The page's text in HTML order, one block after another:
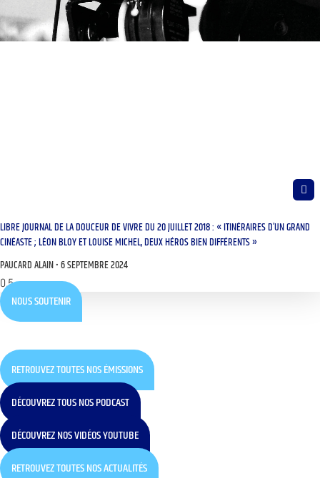
LIBRE JOURNAL DE LA DOUCEUR DE VIVRE DU 20 JUILLET 2018 : « ITINÉRAIRES D’UN GRAND
CINÉASTE ; LÉON BLOY ET LOUISE MICHEL, DEUX HÉROS BIEN DIFFÉRENTS »
PAUCARD ALAIN 6 SEPTEMBRE 2024
NOUS SOUTENIR
RETROUVEZ TOUTES NOS ÉMISSIONS
DÉCOUVREZ TOUS NOS PODCAST
DÉCOUVREZ NOS VIDÉOS YOUTUBE
RETROUVEZ TOUTES NOS ACTUALITÉS